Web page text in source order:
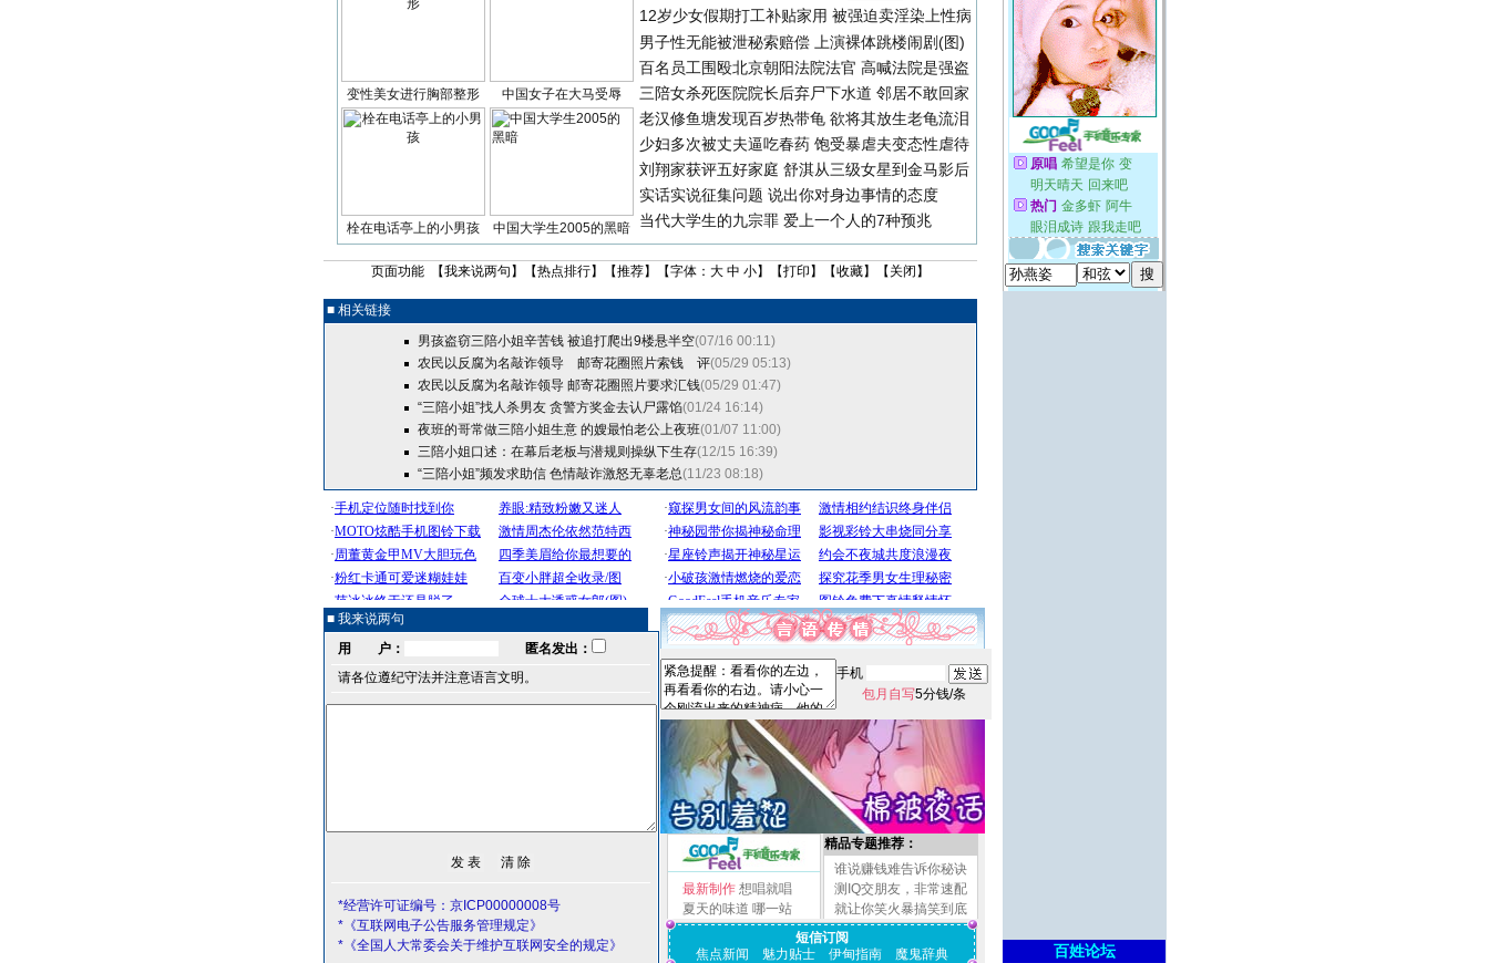
变性美女进行胸部整形 中国女子在大马受辱
栓在电话亭上的小男孩 中国大学生2005的黑暗
12岁少女假期打工补贴家用 被强迫卖淫染上性病
男子性无能被泄秘索赔偿 上演裸体跳楼闹剧(图)
百名员工围殴北京朝阳法院法官 高喊法院是强盗
三陪女杀死医院院长后弃尸下水道 邻居不敢回家
老汉修鱼塘发现百岁热带龟 欲将其放生老龟流泪
少妇多次被丈夫逼吃春药 饱受暴虐夫变态性虐待
刘翔家获评五好家庭 舒淇从三级女星到金马影后
实话实说征集问题 说出你对身边事情的态度
当代大学生的九宗罪 爱上一个人的7种预兆
页面功能 【我来说两句 】【热点排行】【推荐】【字体： 大 中 小】【打印 】【收藏】【 关闭 】
■ 相关链接
男孩盗窃三陪小姐辛苦钱 被追打爬出9楼悬半空(07/16 00:11)
农民以反腐为名敲诈领导 邮寄花圈照片索钱
评(05/29 05:13)
农民以反腐为名敲诈领导 邮寄花圈照片要求汇钱(05/29 01:47)
“三陪小姐”找人杀男友 贪警方奖金去认尸露馅(01/24 16:14)
夜班的哥常做三陪小姐生意 的嫂最怕老公上夜班(01/07 11:00)
三陪小姐口述：在幕后老板与潜规则操纵下生存(12/15 16:39)
“三陪小姐”频发求助信 色情敲诈激怒无辜老总(11/23 08:18)
■ 我来说两句
用 户：
匿名发出：
请各位遵纪守法并注意语言文明。
*经营许可证编号：京ICP00000008号
*《互联网电子公告服务管理规定》
*《全国人大常委会关于维护互联网安全的规定》
手机
包月自写5分钱/条
最新制作 想唱就唱
夏天的味道 哪一站
精品专题推荐：
谁说赚钱难告诉你秘诀
测IQ交朋友，非常速配
就让你笑火暴搞笑到底
短信订阅
焦点新闻
魅力贴士 伊甸指南 魔鬼辞典 百姓论坛